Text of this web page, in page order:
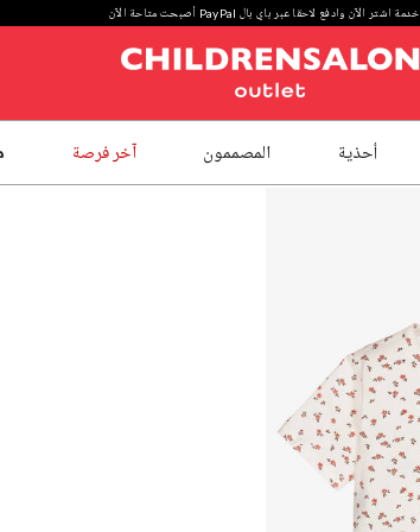
خدمة اشتر الآن وادفع لاحقا عبر باي بال PayPal أصبحت متاحة الآن
أحذية المصممون آخر فرصة